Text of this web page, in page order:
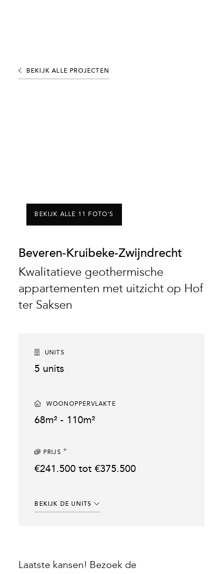
BEKIJK ALLE PROJECTEN
Beveren-Kruibeke-Zwijndrecht
Kwalitatieve geothermische
appartementen met uitzicht op Hof
ter Saksen
BEKIJK ALLE 11 FOTO'S
UNITS
5 units
WOONOPPERVLAKTE
68m² - 110m²
PRIJS *
€241.500 tot €375.500
BEKIJK DE UNITS
Laatste kansen! Bezoek de